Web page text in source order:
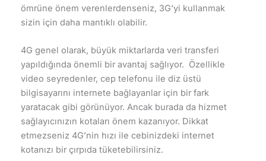
ömrüne önem verenlerdenseniz, 3G’yi kullanmak
sizin için daha mantıklı olabilir.
4G genel olarak, büyük miktarlarda veri transferi
yapıldığında önemli bir avantaj sağlıyor. Özellikle
video seyredenler, cep telefonu ile diz üstü
bilgisayarını internete bağlayanlar için bir fark
yaratacak gibi görünüyor. Ancak burada da hizmet
sağlayıcınızın kotaları önem kazanıyor. Dikkat
etmezseniz 4G’nin hızı ile cebinizdeki internet
kotanızı bir çırpıda tüketebilirsiniz.